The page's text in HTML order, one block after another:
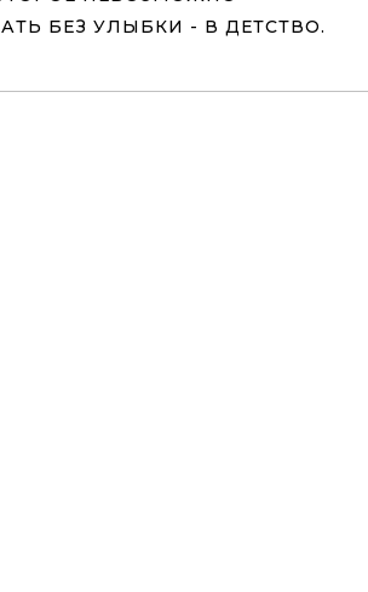
БЕЗ УЛЫБКИ - В ДЕТСТВО.